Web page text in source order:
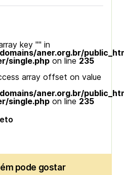
key "" in
aner.org.br/
single.php on line 235
array offset on value
aner.org.br/
single.php on line 235
pode gostar